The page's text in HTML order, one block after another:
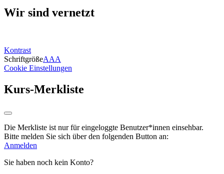
Wir sind vernetzt
Kontrast
SchriftgrößeAAA
Cookie Einstellungen
Kurs-Merkliste
Die Merkliste ist nur für eingeloggte Benutzer*innen einsehbar.
Bitte melden Sie sich über den folgenden Button an:
Anmelden
Sie haben noch kein Konto?